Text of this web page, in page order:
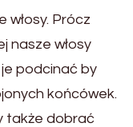
włosy. Prócz
nasze włosy
podcinać by
końcówek.
także dobrać